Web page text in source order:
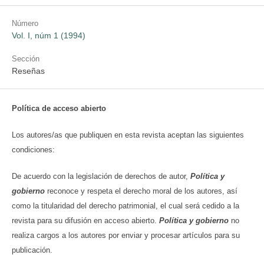
Número
Vol. I, núm 1 (1994)
Sección
Reseñas
Política de acceso abierto
Los autores/as que publiquen en esta revista aceptan las siguientes
condiciones:
De acuerdo con la legislación de derechos de autor, Política y
gobierno reconoce y respeta el derecho moral de los autores, así
como la titularidad del derecho patrimonial, el cual será cedido a la
revista para su difusión en acceso abierto. Política y gobierno no
realiza cargos a los autores por enviar y procesar artículos para su
publicación.